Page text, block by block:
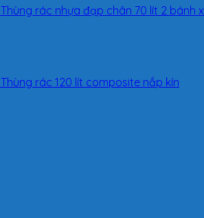
Thùng rác nhựa đạp chân 70 lít 2 bánh
Thùng rác 120 lít composite nắp kín